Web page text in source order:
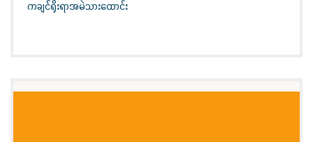
ကချင်ရိုးရာအမဲသားထောင်း